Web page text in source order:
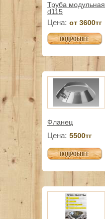
Труба модульная
d115
Цена: от 3600тг
Фланец
Цена: 5500тг